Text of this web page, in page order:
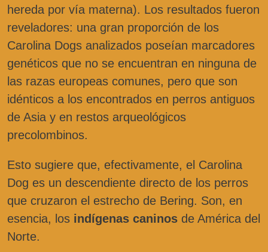
hereda por vía materna). Los resultados fueron
reveladores: una gran proporción de los
Carolina Dogs analizados poseían marcadores
genéticos que no se encuentran en ninguna de
las razas europeas comunes, pero que son
idénticos a los encontrados en perros antiguos
de Asia y en restos arqueológicos
precolombinos.
Esto sugiere que, efectivamente, el Carolina
Dog es un descendiente directo de los perros
que cruzaron el estrecho de Bering. Son, en
esencia, los indígenas caninos de América del
Norte.